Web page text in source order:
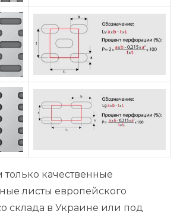
качественные
листы европейского
склада в Украине или под